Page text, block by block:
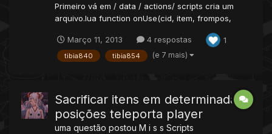
Primeiro vá em / data / actions/ scripts cria um
arquivo.lua function onUse(cid, item, frompos,
1100,math.max((getPlayerLevel(cid)*10)),9 -- 9% if
getPlayerStorageValue(cid, 14725) >= os.time()
Março 11, 2013 4 respostas 1
tibia840 tibia854 (e 7 mais)
Sacrificar itens em determinadas
posições teleporta player
uma questão postou M i s s Scripts